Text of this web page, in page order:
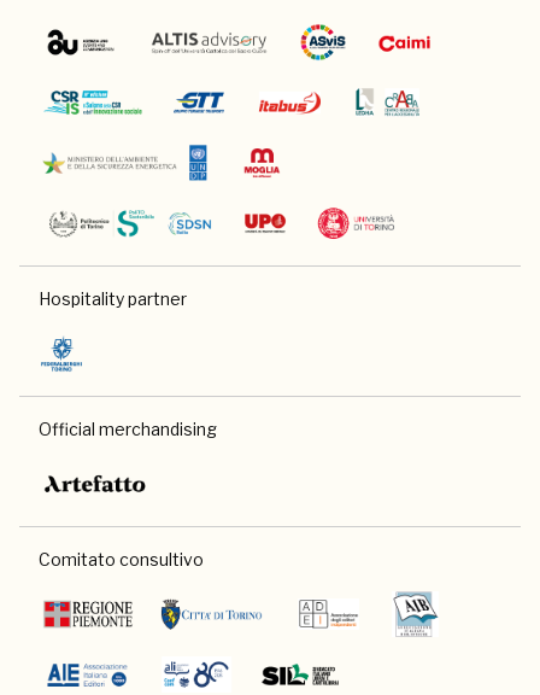
Hospitality partner
Official merchandising
Comitato consultivo